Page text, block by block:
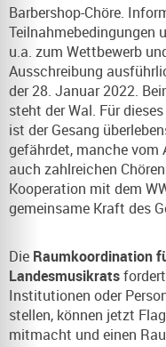
Barbershop-Chöre.
Teilnahmebedingungen
u.a. zum Wettbewerb
Ausschreibung
der 28. Januar 2022.
steht der Wal. Für
ist der Gesang
gefährdet, manche vom
auch zahlreichen
Kooperation mit dem
gemeinsame Kraft des
Die Raumkoordination
Landesmusikrats
Institutionen oder
stellen, können jetzt
mitmacht und einen